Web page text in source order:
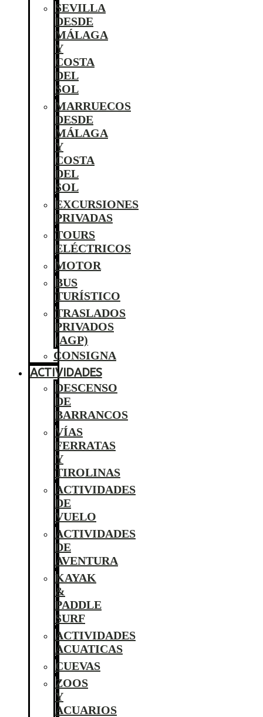
SEVILLA
DESDE
MÁLAGA
Y
COSTA
DEL
SOL
MARRUECOS
DESDE
MÁLAGA
Y
COSTA
DEL
SOL
EXCURSIONES
PRIVADAS
TOURS
ELÉCTRICOS
MOTOR
BUS
TURÍSTICO
TRASLADOS
PRIVADOS
(AGP)
CONSIGNA
ACTIVIDADES
DESCENSO
DE
BARRANCOS
VÍAS
FERRATAS
Y
TIROLINAS
ACTIVIDADES
DE
VUELO
ACTIVIDADES
DE
AVENTURA
KAYAK
&
PADDLE
SURF
ACTIVIDADES
ACUATICAS
CUEVAS
ZOOS
Y
ACUARIOS